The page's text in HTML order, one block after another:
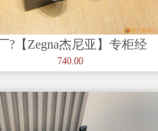
?【Zegna杰尼亚】专柜经
休闲鞋，以细节和创造力赢
740.00